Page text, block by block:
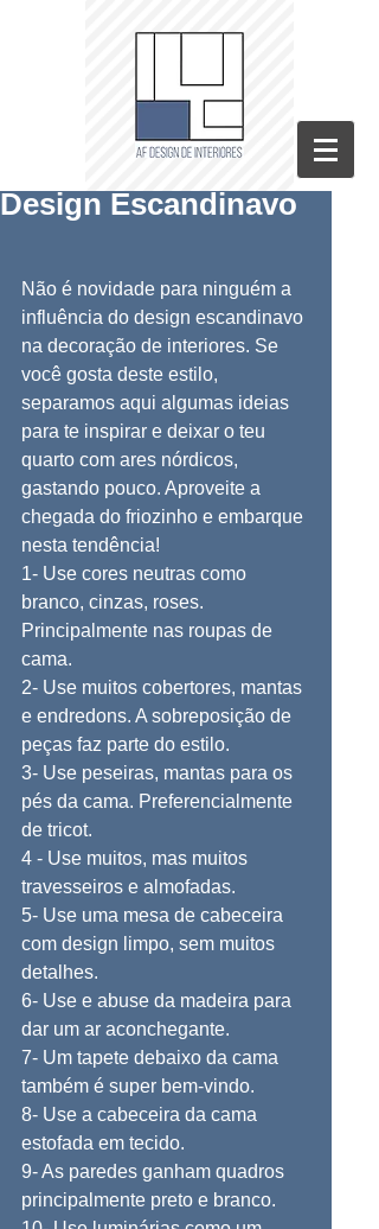
Design Escandinavo
Não é novidade para ninguém a
influência do design escandinavo
na decoração de interiores. Se
você gosta deste estilo,
separamos aqui algumas ideias
para te inspirar e deixar o teu
quarto com ares nórdicos,
gastando pouco. Aproveite a
chegada do friozinho e embarque
nesta tendência!
1- Use cores neutras como
branco, cinzas, roses.
Principalmente nas roupas de
cama.
2- Use muitos cobertores, mantas
e endredons. A sobreposição de
peças faz parte do estilo.
3- Use peseiras, mantas para os
pés da cama. Preferencialmente
de tricot.
4 - Use muitos, mas muitos
travesseiros e almofadas.
5- Use uma mesa de cabeceira
com design limpo, sem muitos
detalhes.
6- Use e abuse da madeira para
dar um ar aconchegante.
7- Um tapete debaixo da cama
também é super bem-vindo.
8- Use a cabeceira da cama
estofada em tecido.
9- As paredes ganham quadros
principalmente preto e branco.